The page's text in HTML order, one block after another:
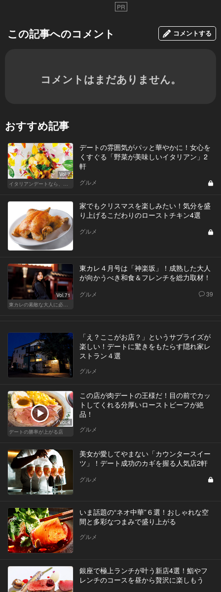
PR
この記事へのコメント コメントする
コメントはまだありません。
おすすめ記事
Vol.7
イタリアンデートなら、東京屈指の美味しい人気店へ
デートの雰囲気がパッと華やかに！女心を
くすぐる「野菜が美味しいイタリアン」2
軒
グルメ
家でもクリスマスを楽しみたい！気分を盛
り上げるこだわりのローストチキン4選
グルメ
Vol.71
東カレの素敵な大人に必要なこと
東カレ４月号は「神楽坂」！成熟した大人
が向かうべき和食＆フレンチを総力取材！
グルメ 39
「え？ここがお店？」というサプライズが
楽しい！デートに驚きをもたらす隠れ家レ
ストラン４選
グルメ
Vol.4
デートの勝率が上がる店
この店が肉デートの王様だ！目の前でカッ
トしてくれる分厚いローストビーフが絶
品！
グルメ
美女が愛してやまない「カウンタースイー
ツ」！デート成功のカギを握る人気店2軒
グルメ
いま話題の“ネオ中華”６選！おしゃれな空
間と多彩なつまみで盛り上がる
グルメ
銀座で極上ランチが叶う新店4選！鮨やフ
レンチのコースを昼から贅沢に楽しもう